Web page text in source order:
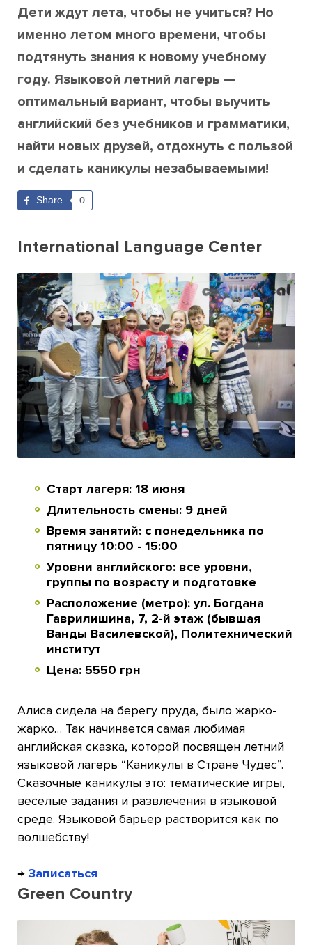
Дети ждут лета, чтобы не учиться? Но
именно летом много времени, чтобы
подтянуть знания к новому учебному
году. Языковой летний лагерь —
оптимальный вариант, чтобы выучить
английский без учебников и грамматики,
найти новых друзей, отдохнуть с пользой
и сделать каникулы незабываемыми!
Share 0
International Language Center
Старт лагеря: 18 июня
Длительность смены: 9 дней
Время занятий: с понедельника по
пятницу 10:00 - 15:00
Уровни английского: все уровни,
группы по возрасту и подготовке
Расположение (метро): ул. Богдана
Гаврилишина, 7, 2-й этаж (бывшая
Ванды Василевской), Политехнический
институт
Цена: 5550 грн
Алиса сидела на берегу пруда, было жарко-
жарко… Так начинается самая любимая
английская сказка, которой посвящен летний
языковой лагерь “Каникулы в Стране Чудес”.
Сказочные каникулы это: тематические игры,
веселые задания и развлечения в языковой
среде. Языковой барьер растворится как по
волшебству!
→ Записаться
Green Country